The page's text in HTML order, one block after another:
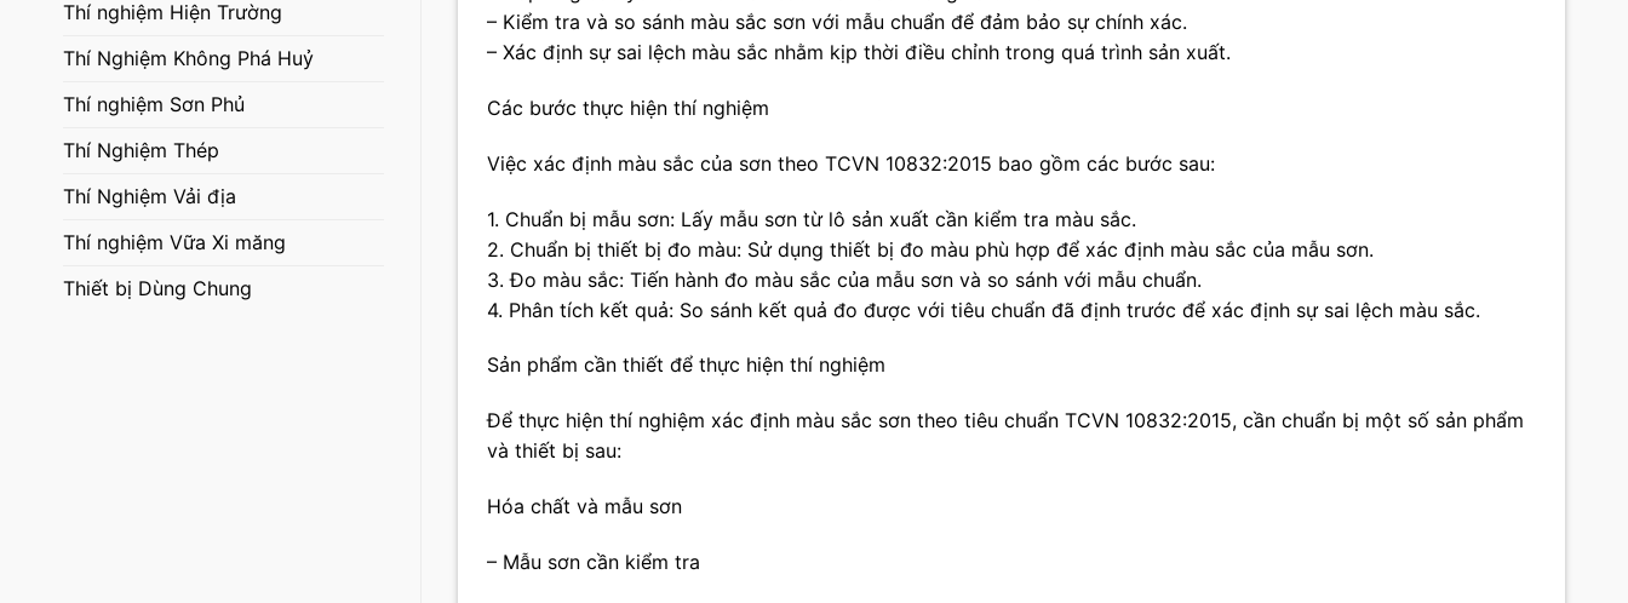
Thí nghiệm Hiện Trường
Thí Nghiệm Không Phá Huỷ
Thí nghiệm Sơn Phủ
Thí Nghiệm Thép
Thí Nghiệm Vải địa
Thí nghiệm Vữa Xi măng
Thiết bị Dùng Chung
– Kiểm tra và so sánh màu sắc sơn với mẫu chuẩn để đảm bảo sự chính xác.
– Xác định sự sai lệch màu sắc nhằm kịp thời điều chỉnh trong quá trình sản xuất.
Các bước thực hiện thí nghiệm
Việc xác định màu sắc của sơn theo TCVN 10832:2015 bao gồm các bước sau:
1. Chuẩn bị mẫu sơn: Lấy mẫu sơn từ lô sản xuất cần kiểm tra màu sắc.
2. Chuẩn bị thiết bị đo màu: Sử dụng thiết bị đo màu phù hợp để xác định màu sắc của mẫu sơn.
3. Đo màu sắc: Tiến hành đo màu sắc của mẫu sơn và so sánh với mẫu chuẩn.
4. Phân tích kết quả: So sánh kết quả đo được với tiêu chuẩn đã định trước để xác định sự sai lệch màu sắc.
Sản phẩm cần thiết để thực hiện thí nghiệm
Để thực hiện thí nghiệm xác định màu sắc sơn theo tiêu chuẩn TCVN 10832:2015, cần chuẩn bị một số sản phẩm
và thiết bị sau:
Hóa chất và mẫu sơn
– Mẫu sơn cần kiểm tra